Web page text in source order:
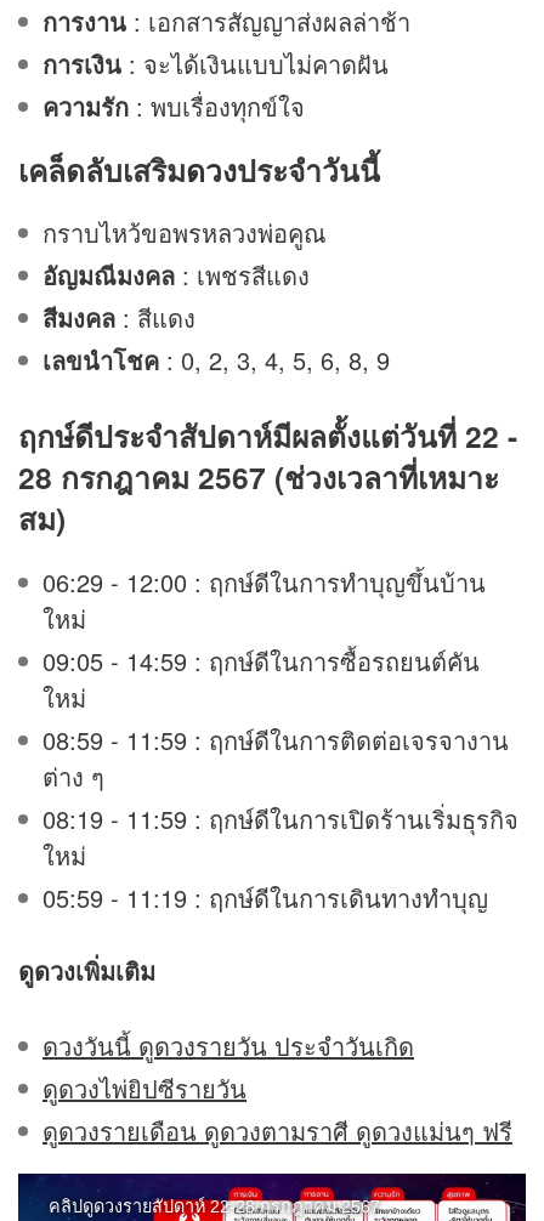
การงาน : เอกสารสัญญาส่งผลล่าช้า
การเงิน : จะได้เงินแบบไม่คาดฝัน
ความรัก : พบเรื่องทุกข์ใจ
เคล็ดลับเสริมดวงประจำวันนี้
กราบไหว้ขอพรหลวงพ่อคูณ
อัญมณีมงคล : เพชรสีแดง
สีมงคล : สีแดง
เลขนำโชค : 0, 2, 3, 4, 5, 6, 8, 9
ฤกษ์ดีประจำสัปดาห์มีผลตั้งแต่วันที่ 22 -
28 กรกฎาคม 2567 (ช่วงเวลาที่เหมาะ
สม)
06:29 - 12:00 : ฤกษ์ดีในการทำบุญขึ้นบ้าน
ใหม่
09:05 - 14:59 : ฤกษ์ดีในการซื้อรถยนต์คัน
ใหม่
08:59 - 11:59 : ฤกษ์ดีในการติดต่อเจรจางาน
ต่าง ๆ
08:19 - 11:59 : ฤกษ์ดีในการเปิดร้านเริ่มธุรกิจ
ใหม่
05:59 - 11:19 : ฤกษ์ดีในการเดินทางทำบุญ
ดูดวงเพิ่มเติม
ดวงวันนี้ ดูดวงรายวัน ประจำวันเกิด
ดูดวงไพ่ยิปซีรายวัน
ดูดวงรายเดือน ดูดวงตามราศี ดูดวงแม่นๆ ฟรี